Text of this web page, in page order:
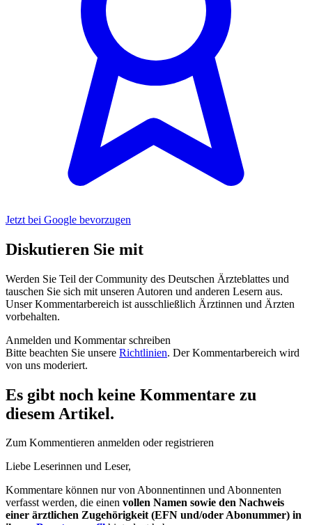
Jetzt bei Google bevorzugen
Diskutieren Sie mit
Werden Sie Teil der Community des Deutschen Ärzteblattes und
tauschen Sie sich mit unseren Autoren und anderen Lesern aus.
Unser Kommentarbereich ist ausschließlich Ärztinnen und Ärzten
vorbehalten.
Anmelden und Kommentar schreiben
Bitte beachten Sie unsere Richtlinien. Der Kommentarbereich wird
von uns moderiert.
Es gibt noch keine Kommentare zu
diesem Artikel.
Zum Kommentieren anmelden oder registrieren
Liebe Leserinnen und Leser,
Kommentare können nur von Abonnentinnen und Abonnenten
verfasst werden, die einen vollen Namen sowie den Nachweis
einer ärztlichen Zugehörigkeit (EFN und/oder Abonummer) in